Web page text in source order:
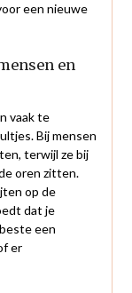
een nieuwe
en
vaak te
Bij mensen
terwijl ze bij
oren zitten.
op de
dat je
een
er